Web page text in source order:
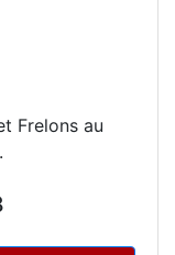
Frelons au